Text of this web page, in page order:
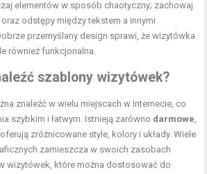
elementów w sposób chaotyczny; zachowaj
odstępy między tekstem a innymi
przemyślany design sprawi, że wizytówka
również funkcjonalna.
szablony wizytówek?
znaleźć w wielu miejscach w Internecie, co
szybkim i łatwym. Istnieją zarówno darmowe,
zróżnicowane style, kolory i układy. Wiele
zamieszcza w swoich zasobach
wizytówek, które można dostosować do